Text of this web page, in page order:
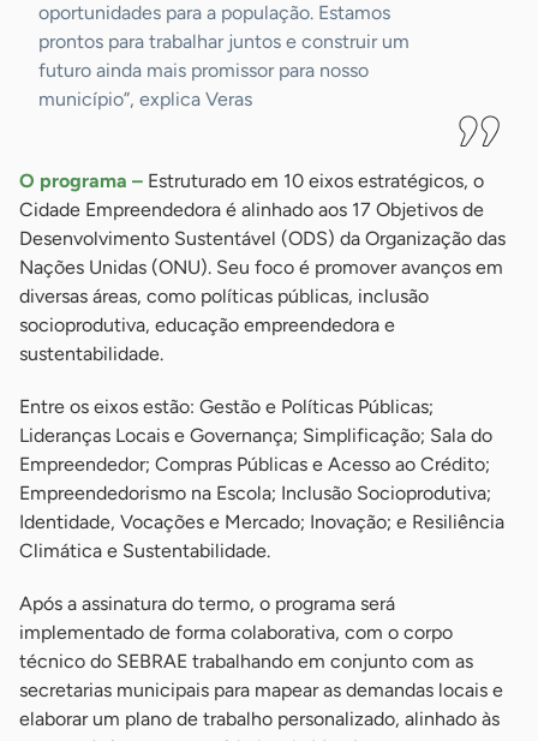
oportunidades para a população. Estamos
prontos para trabalhar juntos e construir um
futuro ainda mais promissor para nosso
município”, explica Veras
O programa – Estruturado em 10 eixos estratégicos, o
Cidade Empreendedora é alinhado aos 17 Objetivos de
Desenvolvimento Sustentável (ODS) da Organização das
Nações Unidas (ONU). Seu foco é promover avanços em
diversas áreas, como políticas públicas, inclusão
socioprodutiva, educação empreendedora e
sustentabilidade.
Entre os eixos estão: Gestão e Políticas Públicas;
Lideranças Locais e Governança; Simplificação; Sala do
Empreendedor; Compras Públicas e Acesso ao Crédito;
Empreendedorismo na Escola; Inclusão Socioprodutiva;
Identidade, Vocações e Mercado; Inovação; e Resiliência
Climática e Sustentabilidade.
Após a assinatura do termo, o programa será
implementado de forma colaborativa, com o corpo
técnico do SEBRAE trabalhando em conjunto com as
secretarias municipais para mapear as demandas locais e
elaborar um plano de trabalho personalizado, alinhado às